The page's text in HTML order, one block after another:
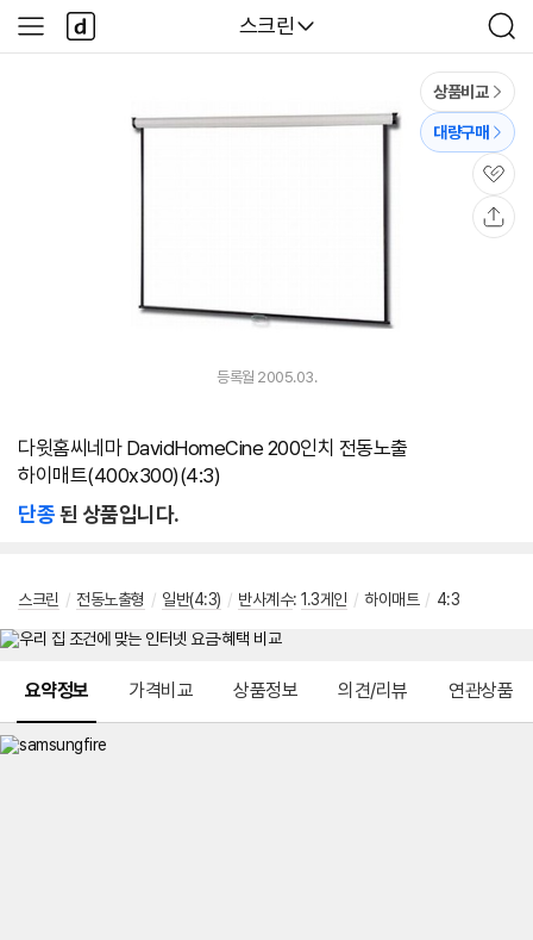
다나와
스크린
검
색
사
이
다
나
와
상품비교
대량구매
관
심
등록월 2005.03.
다윗홈씨네마 DavidHomeCine 200인치 전동노출
하이매트(400x300)(4:3)
단종된 상품입니다.
스크린 / 전동노출형 / 일반(4:3) / 반사계수: 1.3게인 / 하이매트 / 4:3
요약정보 가격비교 상품정보 의견/리뷰 연관상품